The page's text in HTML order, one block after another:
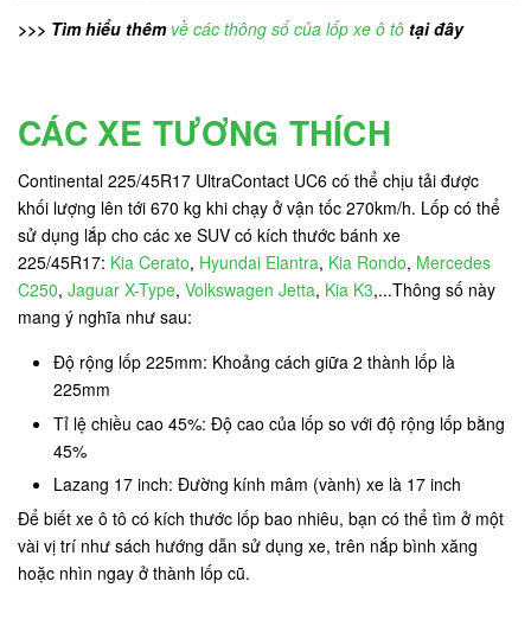
>>> Tìm hiểu thêm về các thông số của lốp xe ô tô tại đây
CÁC XE TƯƠNG THÍCH
Continental 225/45R17 UltraContact UC6 có thể chịu tải được
khối lượng lên tới 670 kg khi chạy ở vận tốc 270km/h. Lốp có thể
sử dụng lắp cho các xe SUV có kích thước bánh xe
225/45R17: Kia Cerato, Hyundai Elantra, Kia Rondo, Mercedes
C250, Jaguar X-Type, Volkswagen Jetta, Kia K3,...Thông số này
mang ý nghĩa như sau:
Độ rộng lốp 225mm: Khoảng cách giữa 2 thành lốp là
225mm
Tỉ lệ chiều cao 45%: Độ cao của lốp so với độ rộng lốp bằng
45%
Lazang 17 inch: Đường kính mâm (vành) xe là 17 inch
Để biết xe ô tô có kích thước lốp bao nhiêu, bạn có thể tìm ở một
vài vị trí như sách hướng dẫn sử dụng xe, trên nắp bình xăng
hoặc nhìn ngay ở thành lốp cũ.